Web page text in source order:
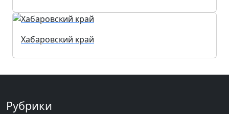
Хабаровский край
Рубрики